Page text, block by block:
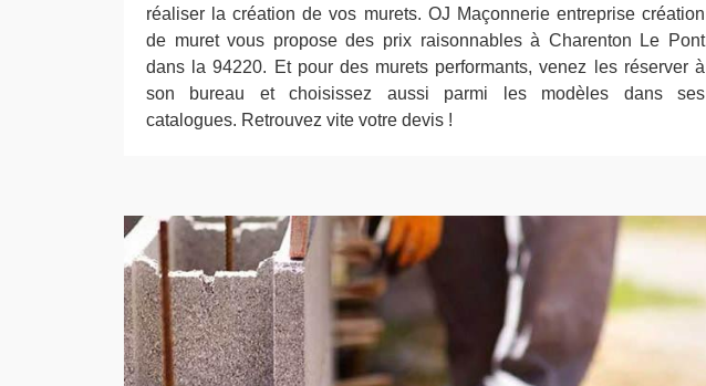
réaliser la création de vos murets. OJ Maçonnerie entreprise création
de muret vous propose des prix raisonnables à Charenton Le Pont
dans la 94220. Et pour des murets performants, venez les réserver à
son bureau et choisissez aussi parmi les modèles dans ses
catalogues. Retrouvez vite votre devis !